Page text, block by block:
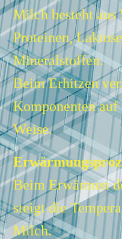
Milch besteht aus
Proteinen,
Mineralstoffen.
Beim Erhitzen
Komponenten
Weise.
Beim Erwärmen
steigt die
Milch.